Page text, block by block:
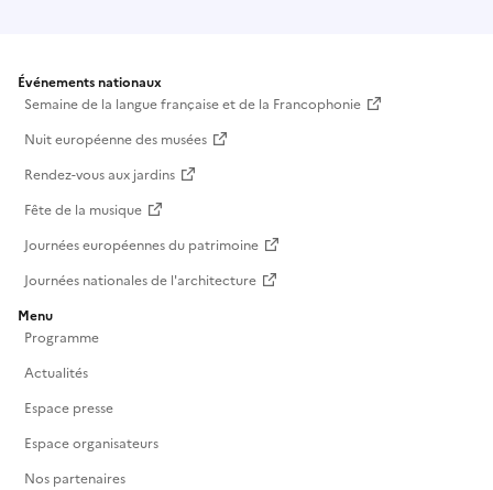
Événements nationaux
Semaine de la langue française et de la Francophonie
Nuit européenne des musées
Rendez-vous aux jardins
Fête de la musique
Journées européennes du patrimoine
Journées nationales de l'architecture
Menu
Programme
Actualités
Espace presse
Espace organisateurs
Nos partenaires